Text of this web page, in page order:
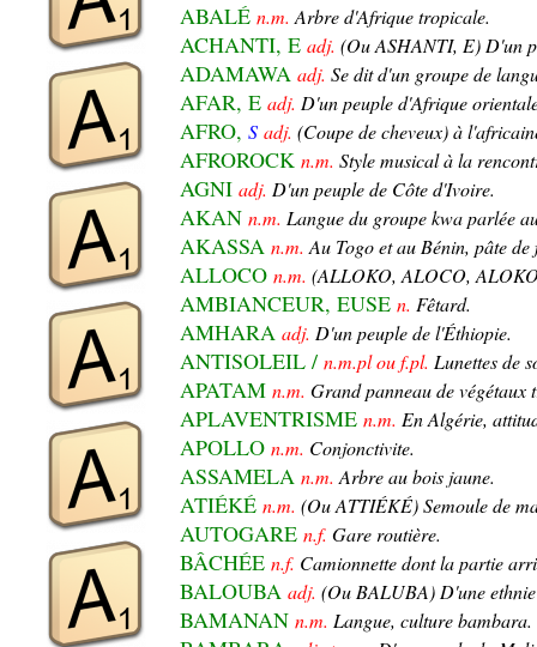
ABALÉ n.m. Arbre d'Afrique tropicale.
ACHANTI, E adj. (Ou ASHANTI, E) D'un
ADAMAWA adj. Se dit d'un groupe de
AFAR, E adj. D'un peuple d'Afrique
AFRO, S adj. (Coupe de cheveux) à
AFROROCK n.m. Style musical à la
AGNI adj. D'un peuple de Côte d'Ivoire.
AKAN n.m. Langue du groupe kwa parlée
AKASSA n.m. Au Togo et au Bénin, pâte
ALLOCO n.m. (ALLOKO, ALOCO,
AMBIANCEUR, EUSE n. Fêtard.
AMHARA adj. D'un peuple de l'Éthiopie.
ANTISOLEIL / n.m.pl ou f.pl. Lunettes de
APATAM n.m. Grand panneau de végétaux
APLAVENTRISME n.m. En Algérie,
APOLLO n.m. Conjonctivite.
ASSAMELA n.m. Arbre au bois jaune.
ATIÉKÉ n.m. (Ou ATTIÉKÉ) Semoule de
AUTOGARE n.f. Gare routière.
BÂCHÉE n.f. Camionnette dont la partie
BALOUBA adj. (Ou BALUBA) D'une
BAMANAN n.m. Langue, culture bambara.